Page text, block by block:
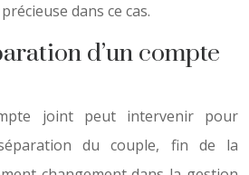
dans ce cas.
d’un compte
joint peut intervenir pour
du couple, fin de la